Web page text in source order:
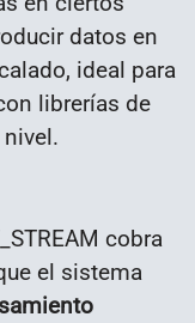
datos en
ideal para
librerías de
cobra
el sistema